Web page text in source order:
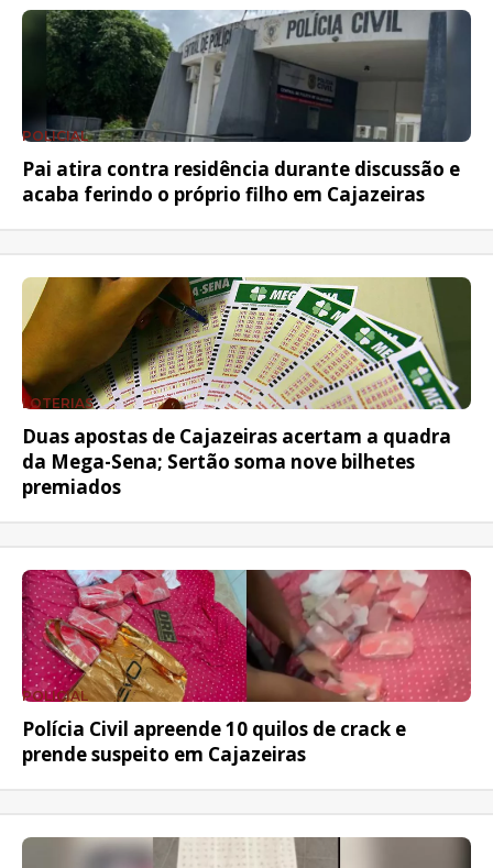
POLICIAL
Pai atira contra residência durante discussão e
acaba ferindo o próprio filho em Cajazeiras
LOTERIAS
Duas apostas de Cajazeiras acertam a quadra
da Mega-Sena; Sertão soma nove bilhetes
premiados
POLICIAL
Polícia Civil apreende 10 quilos de crack e
prende suspeito em Cajazeiras